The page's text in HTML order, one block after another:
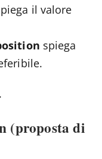
il valore
spiega
(proposta di